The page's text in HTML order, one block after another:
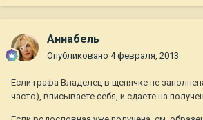
Aннaбель
Опубликовано 4 февраля, 2013
Если графа Владелец в щенячке не
часто), вписываете себя, и сдаете на